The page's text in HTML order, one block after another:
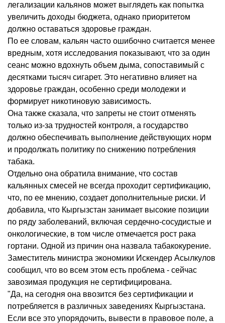
легализации кальянов может выглядеть как попытка
увеличить доходы бюджета, однако приоритетом
должно оставаться здоровье граждан.
По ее словам, кальян часто ошибочно считается менее
вредным, хотя исследования показывают, что за один
сеанс можно вдохнуть объем дыма, сопоставимый с
десятками тысяч сигарет. Это негативно влияет на
здоровье граждан, особенно среди молодежи и
формирует никотиновую зависимость.
Она также сказала, что запреты не стоит отменять
только из-за трудностей контроля, а государство
должно обеспечивать выполнение действующих норм
и продолжать политику по снижению потребления
табака.
Отдельно она обратила внимание, что состав
кальянных смесей не всегда проходит сертификацию,
что, по ее мнению, создает дополнительные риски. И
добавила, что Кыргызстан занимает высокие позиции
по ряду заболеваний, включая сердечно-сосудистые и
онкологические, в том числе отмечается рост рака
гортани. Одной из причин она назвала табакокурение.
Заместитель министра экономики Искендер Асылкулов
сообщил, что во всем этом есть проблема - сейчас
завозимая продукция не сертифицирована.
"Да, на сегодня она ввозится без сертификации и
потребляется в различных заведениях Кыргызстана.
Если все это упорядочить, вывести в правовое поле, а